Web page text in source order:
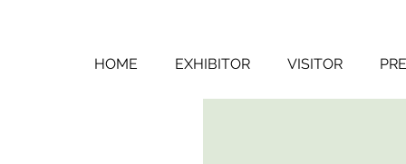
HOME EXHIBITOR VISITOR